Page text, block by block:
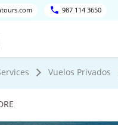
987 114 3650
Vuelos Privados